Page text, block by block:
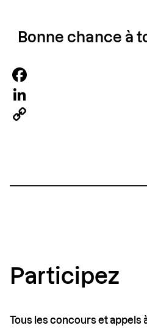
Bonne chance à
Facebook
LinkedIn
Participez
Tous les concours et appels